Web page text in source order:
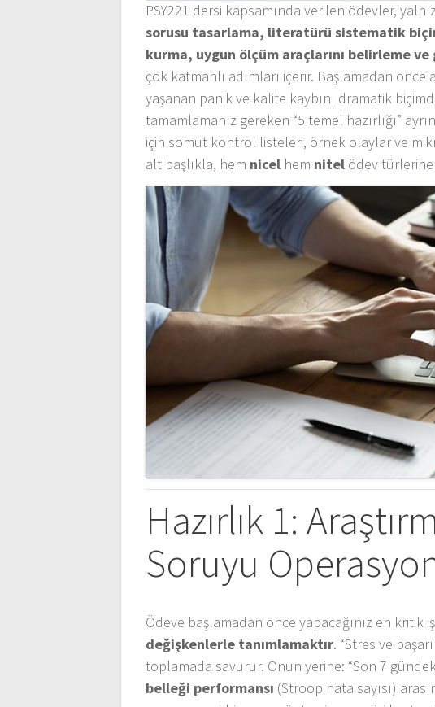
PSY221 dersi kapsamında verilen ödevler,
sorusu tasarlama, literatürü sistematik
kurma, uygun ölçüm araçlarını belirleme
çok katmanlı adımları içerir. Başlamadan önce
yaşanan panik ve kalite kaybını dramatik
tamamlamanız gereken “5 temel hazırlığı”
için somut kontrol listeleri, örnek olaylar ve
alt başlıkla, hem nicel hem nitel ödev
Hazırlık 1:
Soruyu
Ödeve başlamadan önce yapacağınız en kritik
değişkenlerle tanımlamaktır. “Stres ve
toplamada savurur. Onun yerine: “Son 7
belleği performansı (Stroop hata sayısı)